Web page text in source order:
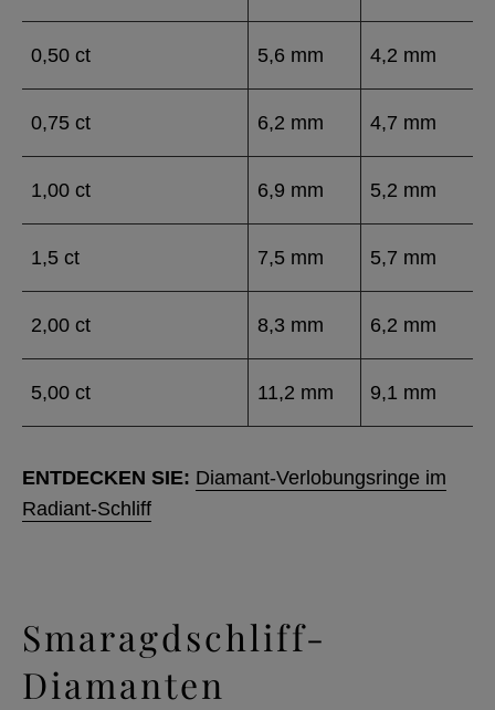
0,50 ct 5,6 mm 4,2 mm
0,75 ct 6,2 mm 4,7 mm
1,00 ct 6,9 mm 5,2 mm
1,5 ct 7,5 mm 5,7 mm
2,00 ct 8,3 mm 6,2 mm
5,00 ct 11,2 mm 9,1 mm
ENTDECKEN SIE: Diamant-Verlobungsringe im
Radiant-Schliff
Smaragdschliff-
Diamanten